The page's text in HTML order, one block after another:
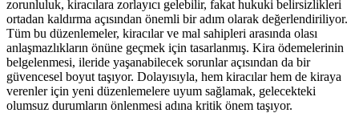
zorunluluk, kiracılara zorlayıcı gelebilir, fakat hukuki belirsizlikleri
ortadan kaldırma açısından önemli bir adım olarak değerlendiriliyor.
Tüm bu düzenlemeler, kiracılar ve mal sahipleri arasında olası
anlaşmazlıkların önüne geçmek için tasarlanmış. Kira ödemelerinin
belgelenmesi, ileride yaşanabilecek sorunlar açısından da bir
güvencesel boyut taşıyor. Dolayısıyla, hem kiracılar hem de kiraya
verenler için yeni düzenlemelere uyum sağlamak, gelecekteki
olumsuz durumların önlenmesi adına kritik önem taşıyor.